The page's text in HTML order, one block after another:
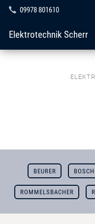
09978 801610
Elektrotechnik Scherr
BEURER BOSCH
ROMMELSBACHER